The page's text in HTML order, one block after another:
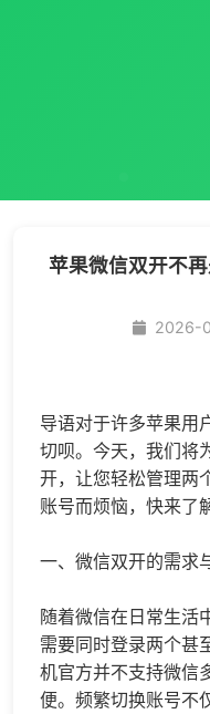
苹果微信双开不
2026-
导语对于许多苹果用
切呗。今天，我们将
开，让您轻松管理两
账号而烦恼，快来了
一、微信双开的需求
随着微信在日常生活
需要同时登录两个甚
机官方并不支持微信
便。频繁切换账号不